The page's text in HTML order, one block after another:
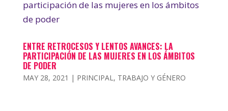
ENTRE RETROCESOS Y LENTOS AVANCES: LA
PARTICIPACIÓN DE LAS MUJERES EN LOS ÁMBITOS
DE PODER
MAY 28, 2021 | PRINCIPAL, TRABAJO Y GÉNERO